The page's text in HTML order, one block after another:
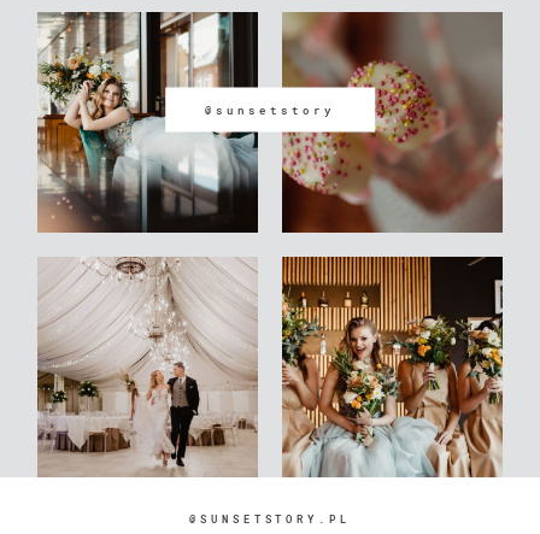
@sunsetstory
@SUNSETSTORY.PL